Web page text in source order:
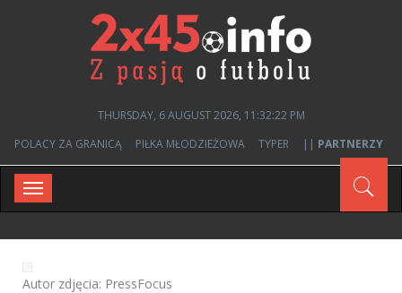
THURSDAY, 6 AUGUST 2026, 11:32:22 PM
POLACY ZA GRANICĄ
PIŁKA MŁODZIEŻOWA TYPER || PARTNERZY
Toggle
navigation
Autor zdjęcia: PressFocus